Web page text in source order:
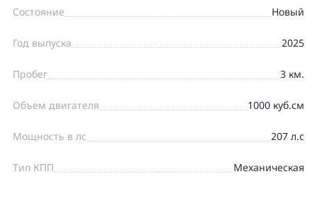
Состояние Новый
Год выпуска 2025
Пробег 3 км.
Объем двигателя 1000 куб.см
Мощность в лс 207 л.с
Тип КПП Механическая